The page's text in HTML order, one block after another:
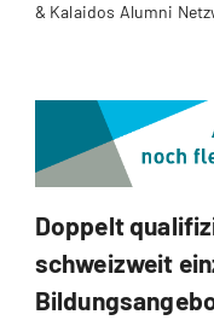
& Kalaidos Alumni
Doppelt
schweizweit